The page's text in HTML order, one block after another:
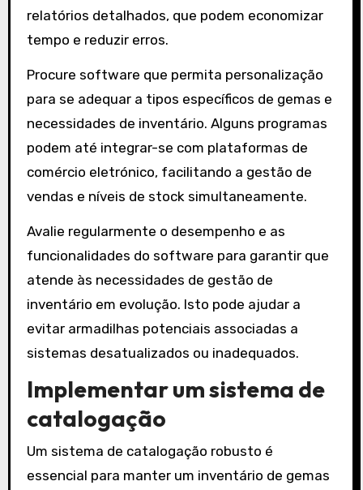
relatórios detalhados, que podem economizar
tempo e reduzir erros.
Procure software que permita personalização
para se adequar a tipos específicos de gemas e
necessidades de inventário. Alguns programas
podem até integrar-se com plataformas de
comércio eletrónico, facilitando a gestão de
vendas e níveis de stock simultaneamente.
Avalie regularmente o desempenho e as
funcionalidades do software para garantir que
atende às necessidades de gestão de
inventário em evolução. Isto pode ajudar a
evitar armadilhas potenciais associadas a
sistemas desatualizados ou inadequados.
Implementar um sistema de
catalogação
Um sistema de catalogação robusto é
essencial para manter um inventário de gemas